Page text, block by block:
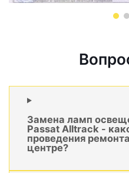
Замена ламп
Passat Alltrack -
проведения
центре?